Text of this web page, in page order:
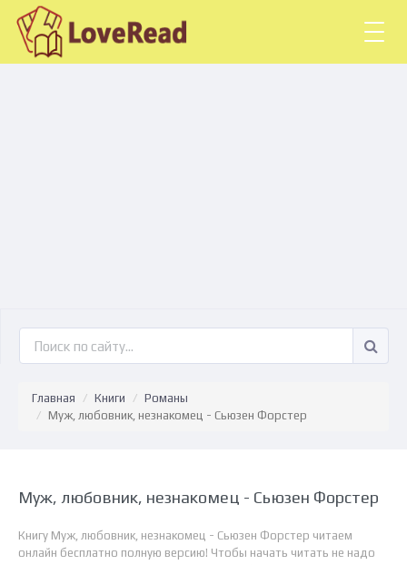
Главная Книги
Романы
Муж, любовник, незнакомец - Сьюзен Форстер
Муж, любовник, незнакомец - Сьюзен Форстер
Книгу Муж, любовник, незнакомец - Сьюзен Форстер читаем
онлайн бесплатно полную версию! Чтобы начать читать не надо